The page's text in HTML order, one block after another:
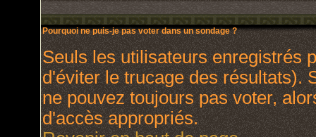
Pourquoi ne puis-je pas voter dans un sondage ?
Seuls les utilisateurs enregistrés
d'éviter le trucage des résultats).
ne pouvez toujours pas voter,
d'accès appropriés.